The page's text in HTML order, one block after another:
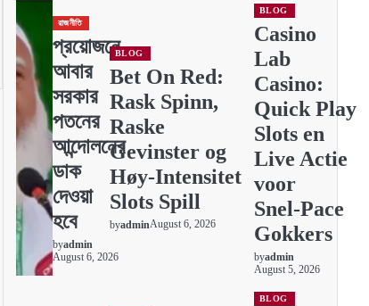
রাজনীতি
প্রয়োজনে
আবার
সরকার
পতনের
আন্দোলনের
ডাক
দেওয়া
হবে
byadmin
August 6, 2026
BLOG
Bet On Red:
Rask Spinn,
Raske
Gevinster og
Høy‑Intensitet
Slots Spill
byadminAugust 6, 2026
BLOG
Casino
Lab
Casino:
Quick Play
Slots en
Live Actie
voor
Snel‑Pace
Gokkers
byadmin
August 5, 2026
BLOG